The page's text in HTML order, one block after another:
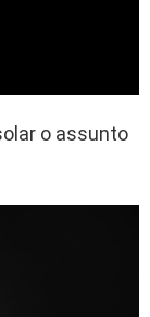
o assunto